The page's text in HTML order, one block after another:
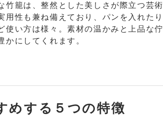
竹籠は、整然とした美しさが際立つ芸術
用性も兼ね備えており、パンを入れたり
使い方は様々。素材の温かみと上品な佇
かにしてくれます。
めする ５つの特徴